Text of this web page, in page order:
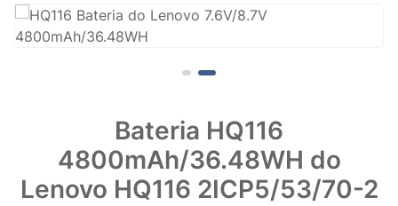
Bateria HQ116
4800mAh/36.48WH do
Lenovo HQ116 2ICP5/53/70-2